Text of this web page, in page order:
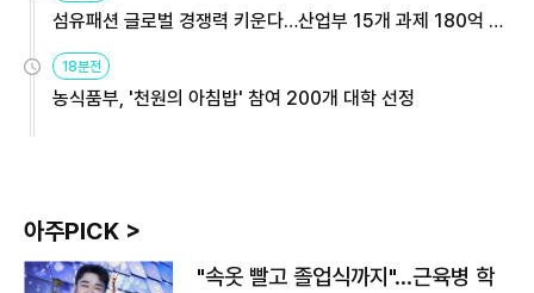
섬유패션 글로벌 경쟁력 키운다…산업부 15개 과제 180억 지
원
18분전
농식품부, '천원의 아침밥' 참여 200개 대학 선정
아주PICK >
"속옷 빨고 졸업식까지"…근육병 학